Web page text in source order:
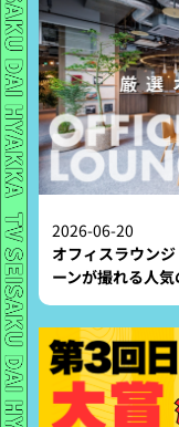
2026-06-20
オフィスラウン
ーンが撮れる人気